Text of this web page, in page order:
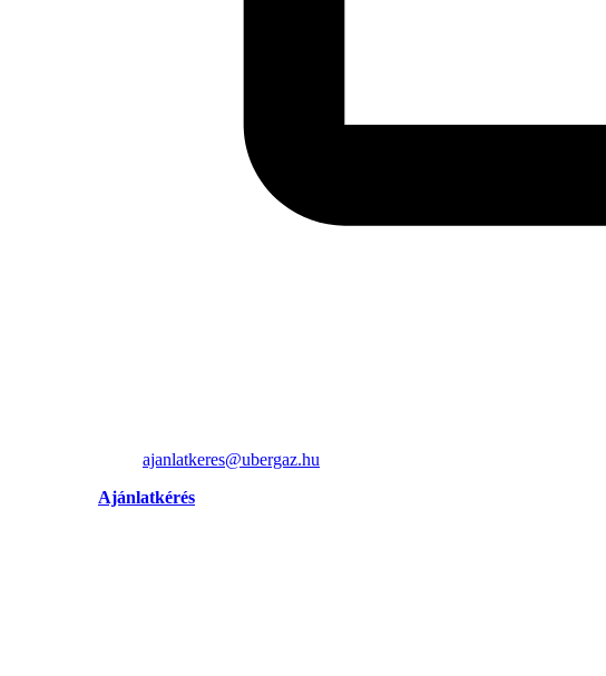
ajanlatkeres@ubergaz.hu
Ajánlatkérés